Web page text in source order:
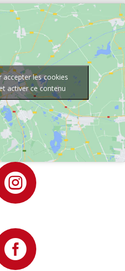
accepter les cookies
activer ce contenu

